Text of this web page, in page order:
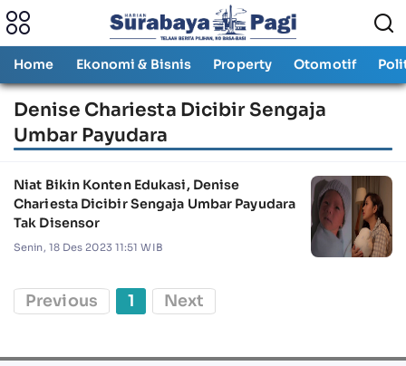
Home Ekonomi & Bisnis Property Otomotif
Denise Chariesta Dicibir Sengaja
Umbar Payudara
Niat Bikin Konten Edukasi, Denise
Chariesta Dicibir Sengaja Umbar Payudara
Tak Disensor
Senin, 18 Des 2023 11:51 WIB
Previous 1 Next